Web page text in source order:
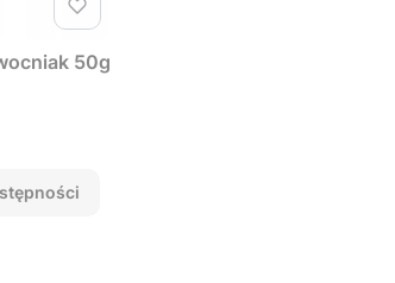
50g